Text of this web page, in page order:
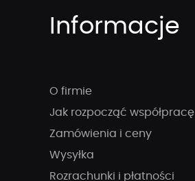
Informacje
O firmie
Jak rozpocząć współpracę
Zamówienia i ceny
Wysyłka
Rozrachunki i płatności